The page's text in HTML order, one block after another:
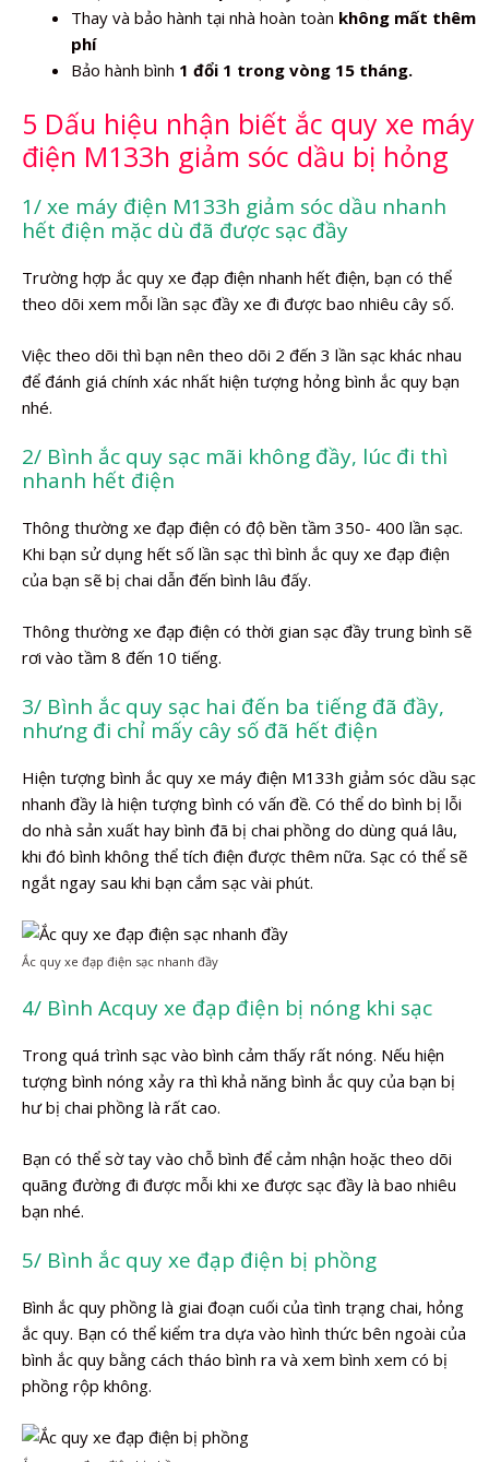
Thay và bảo hành tại nhà hoàn toàn không mất thêm
phí
Bảo hành bình 1 đổi 1 trong vòng 15 tháng.
5 Dấu hiệu nhận biết ắc quy xe máy
điện M133h giảm sóc dầu bị hỏng
1/ xe máy điện M133h giảm sóc dầu nhanh
hết điện mặc dù đã được sạc đầy
Trường hợp ắc quy xe đạp điện nhanh hết điện, bạn có thể
theo dõi xem mỗi lần sạc đầy xe đi được bao nhiêu cây số.
Việc theo dõi thì bạn nên theo dõi 2 đến 3 lần sạc khác nhau
để đánh giá chính xác nhất hiện tượng hỏng bình ắc quy bạn
nhé.
2/ Bình ắc quy sạc mãi không đầy, lúc đi thì
nhanh hết điện
Thông thường xe đạp điện có độ bền tầm 350- 400 lần sạc.
Khi bạn sử dụng hết số lần sạc thì bình ắc quy xe đạp điện
của bạn sẽ bị chai dẫn đến bình lâu đấy.
Thông thường xe đạp điện có thời gian sạc đầy trung bình sẽ
rơi vào tầm 8 đến 10 tiếng.
3/ Bình ắc quy sạc hai đến ba tiếng đã đầy,
nhưng đi chỉ mấy cây số đã hết điện
Hiện tượng bình ắc quy xe máy điện M133h giảm sóc dầu sạc
nhanh đầy là hiện tượng bình có vấn đề. Có thể do bình bị lỗi
do nhà sản xuất hay bình đã bị chai phồng do dùng quá lâu,
khi đó bình không thể tích điện được thêm nữa. Sạc có thể sẽ
ngắt ngay sau khi bạn cắm sạc vài phút.
Ắc quy xe đạp điện sạc nhanh đầy
4/ Bình Acquy xe đạp điện bị nóng khi sạc
Trong quá trình sạc vào bình cảm thấy rất nóng. Nếu hiện
tượng bình nóng xảy ra thì khả năng bình ắc quy của bạn bị
hư bị chai phồng là rất cao.
Bạn có thể sờ tay vào chỗ bình để cảm nhận hoặc theo dõi
quãng đường đi được mỗi khi xe được sạc đầy là bao nhiêu
bạn nhé.
5/ Bình ắc quy xe đạp điện bị phồng
Bình ắc quy phồng là giai đoạn cuối của tình trạng chai, hỏng
ắc quy. Bạn có thể kiểm tra dựa vào hình thức bên ngoài của
bình ắc quy bằng cách tháo bình ra và xem bình xem có bị
phồng rộp không.